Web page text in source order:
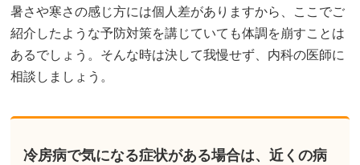
暑さや寒さの感じ方には個人差がありますから、ここでご
紹介したような予防対策を講じていても体調を崩すことは
あるでしょう。そんな時は決して我慢せず、内科の医師に
相談しましょう。
冷房病で気になる症状がある場合は、近くの病